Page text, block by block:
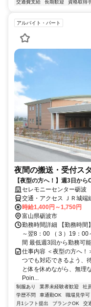
交通費支給 長期歓迎 資格取得
アルバイト・パート
夜間の搬送・受付ス
【夜型の方へ！】週3日か
セレモニーセンター砺波
交通・アクセス ＪＲ城端
時給1,400円～1,750円
富山県砺波市
勤務時間詳細 【勤務時
～翌8：00 （３）19：
間 最低週3回から勤務可
仕事内容 ＜夜型の方へ！
つでも対応できるよう、
と体を休めながら、無理
Poin...
制服あり 業界未経験者歓迎 社
学歴不問
車通勤OK 職場見学可
月1シフト提出
ブランクOK 交